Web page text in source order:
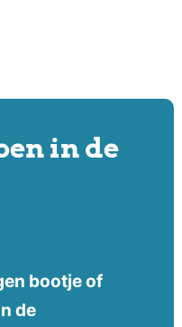
in de
bootje of
de